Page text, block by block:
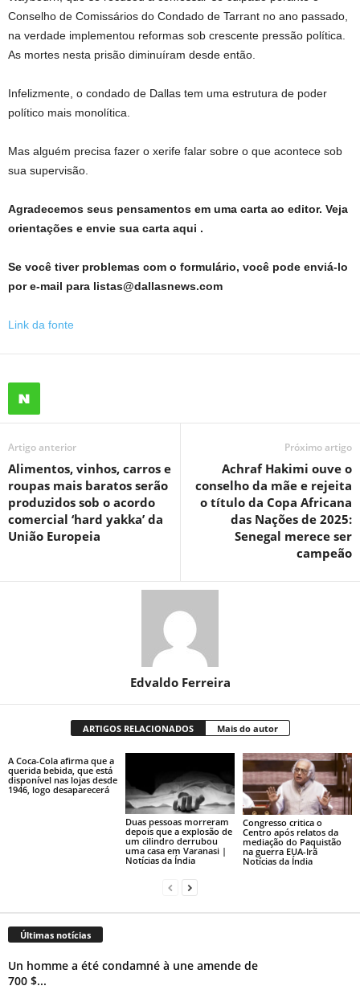
Conselho de Comissários do Condado de Tarrant no ano passado,
na verdade implementou reformas sob crescente pressão política.
As mortes nesta prisão diminuíram desde então.
Infelizmente, o condado de Dallas tem uma estrutura de poder
político mais monolítica.
Mas alguém precisa fazer o xerife falar sobre o que acontece sob
sua supervisão.
Agradecemos seus pensamentos em uma carta ao editor. Veja
orientações e envie sua carta aqui .
Se você tiver problemas com o formulário, você pode enviá-lo
por e-mail para listas@dallasnews.com
Link da fonte
Artigo anterior
Alimentos, vinhos, carros e
roupas mais baratos serão
produzidos sob o acordo
comercial ‘hard yakka’ da
União Europeia
Próximo artigo
Achraf Hakimi ouve o
conselho da mãe e rejeita
o título da Copa Africana
das Nações de 2025:
Senegal merece ser
campeão
Edvaldo Ferreira
ARTIGOS RELACIONADOS Mais do autor
A Coca-Cola afirma que a
querida bebida, que está
disponível nas lojas desde
1946, logo desaparecerá
Duas pessoas morreram
depois que a explosão de
um cilindro derrubou
uma casa em Varanasi |
Notícias da Índia
Congresso critica o
Centro após relatos da
mediação do Paquistão
na guerra EUA-Irã
Notícias da Índia
Últimas notícias
Un homme a été condamné à une amende de
700 $...